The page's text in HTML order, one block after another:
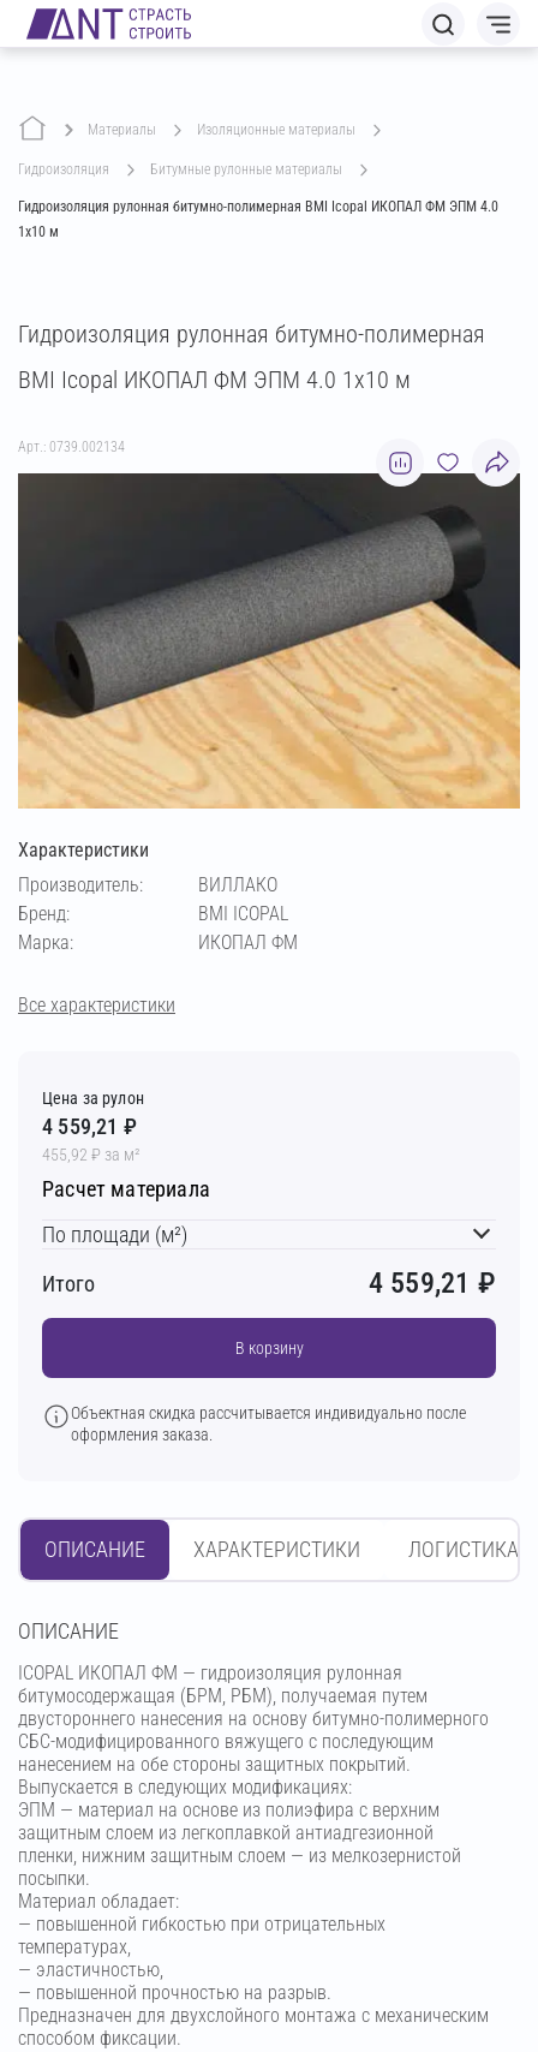
Материалы изоляционные материалы
гидроизоляция битумные рулонные материалы
Гидроизоляция рулонная битумно-полимерная BMI Icopal ИКОПАЛ ФМ ЭПМ 4.0
1х10 м
Гидроизоляция рулонная битумно-полимерная
BMI Icopal ИКОПАЛ ФМ ЭПМ 4.0 1х10 м
Арт.: 0739.002134
Характеристики
Производитель:
ВИЛЛАКО
Бренд:
BMI ICOPAL
Марка:
ИКОПАЛ ФМ
Все характеристики
Цена за рулон
4 559,21 ₽
455,92 ₽ за м²
Расчет материала
По площади (м²)
Итого
4 559,21 ₽
В корзину
Объектная скидка рассчитывается индивидуально после
оформления заказа.
ОПИСАНИЕ ХАРАКТЕРИСТИКИ ЛОГИСТИКА
OПИСАНИЕ
ICOPAL ИКОПАЛ ФМ — гидроизоляция рулонная
битумосодержащая (БРМ, РБМ), получаемая путем
двустороннего нанесения на основу битумно-полимерного
СБС-модифицированного вяжущего с последующим
нанесением на обе стороны защитных покрытий.
Выпускается в следующих модификациях:
ЭПМ — материал на основе из полиэфира с верхним
защитным слоем из легкоплавкой антиадгезионной
пленки, нижним защитным слоем — из мелкозернистой
посыпки.
Материал обладает:
— повышенной гибкостью при отрицательных
температурах,
— эластичностью,
— повышенной прочностью на разрыв.
Предназначен для двухслойного монтажа с механическим
способом фиксации.